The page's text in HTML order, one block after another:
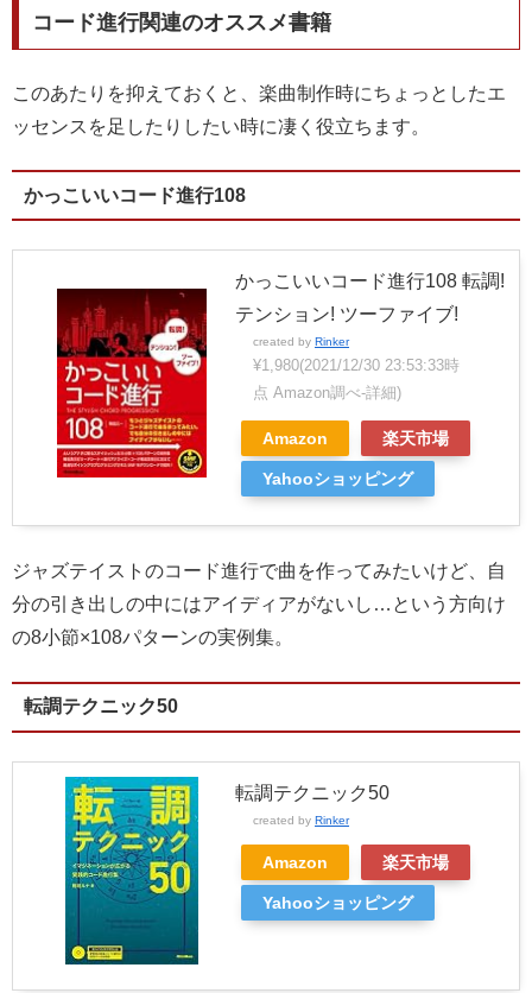
コード進行関連のオススメ書籍
このあたりを抑えておくと、楽曲制作時にちょっとしたエ
ッセンスを足したりしたい時に凄く役立ちます。
かっこいいコード進行108
かっこいいコード進行108 転調!
テンション! ツーファイブ!
created by Rinker
¥1,980(2021/12/30 23:53:33時
点 Amazon調べ-詳細)
Amazon 楽天市場
Yahooショッピング
ジャズテイストのコード進行で曲を作ってみたいけど、自
分の引き出しの中にはアイディアがないし…という方向け
の8小節×108パターンの実例集。
転調テクニック50
転調テクニック50
created by Rinker
Amazon 楽天市場
Yahooショッピング